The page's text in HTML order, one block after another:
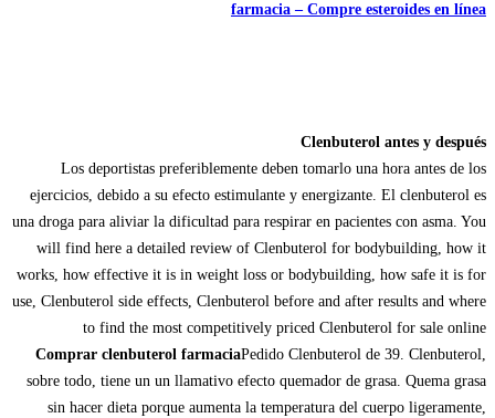
farmacia – Compre esteroides en línea
Clenbuterol antes y después
Los deportistas preferiblemente deben tomarlo una hora antes de los
ejercicios, debido a su efecto estimulante y energizante. El clenbuterol es
una droga para aliviar la dificultad para respirar en pacientes con asma. You
will find here a detailed review of Clenbuterol for bodybuilding, how it
works, how effective it is in weight loss or bodybuilding, how safe it is for
use, Clenbuterol side effects, Clenbuterol before and after results and where
to find the most competitively priced Clenbuterol for sale online
Comprar clenbuterol farmaciaPedido Clenbuterol de 39. Clenbuterol,
sobre todo, tiene un un llamativo efecto quemador de grasa. Quema grasa
sin hacer dieta porque aumenta la temperatura del cuerpo ligeramente,